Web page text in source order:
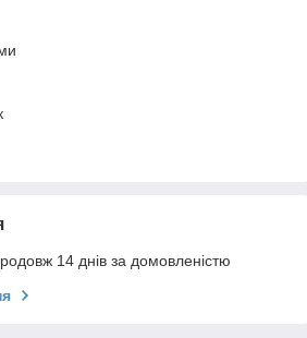
14 днів за домовленістю